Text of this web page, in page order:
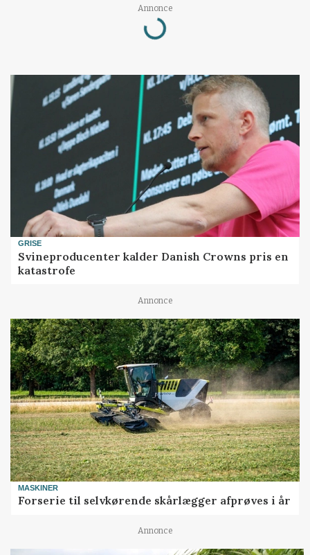
Annonce
Loading...
GRISE
Svineproducenter kalder Danish Crowns pris en
katastrofe
Annonce
MASKINER
Forserie til selvkørende skårlægger afprøves i år
Annonce